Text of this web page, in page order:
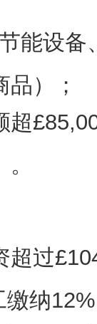
能设
）；
超
超过
纳